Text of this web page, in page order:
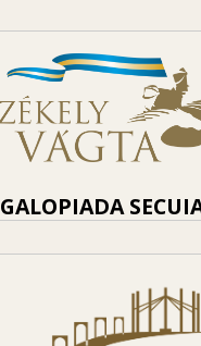
GALOPIADA